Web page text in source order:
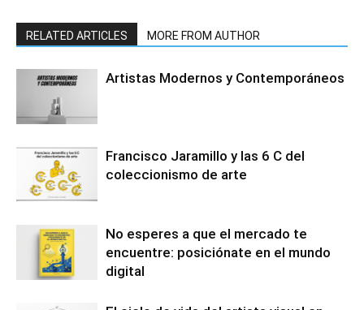
RELATED ARTICLES MORE FROM AUTHOR
Artistas Modernos y Contemporáneos
Francisco Jaramillo y las 6 C del
coleccionismo de arte
No esperes a que el mercado te
encuentre: posiciónate en el mundo
digital